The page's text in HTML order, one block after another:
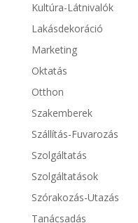
Kultúra-Látnivalók
Lakásdekoráció
Marketing
Oktatás
Otthon
Szakemberek
Szállítás-Fuvarozás
Szolgáltatás
Szolgáltatások
Szórakozás-Utazás
Tanácsadás